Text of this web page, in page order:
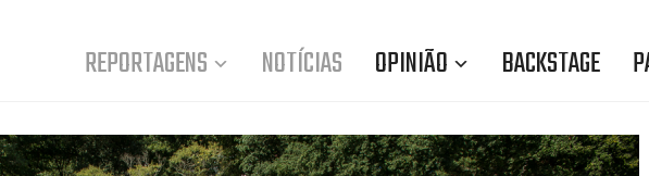
REPORTAGENS NOTÍCIAS OPINIÃO BACKSTAGE